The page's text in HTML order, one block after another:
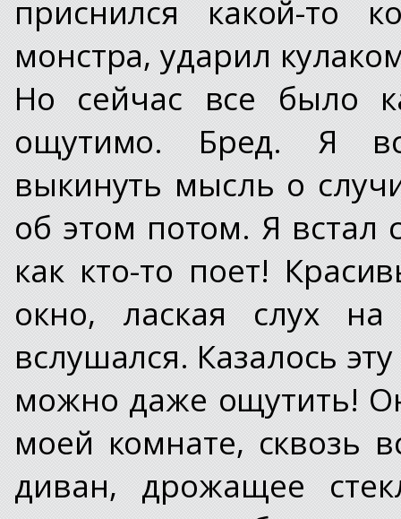
приснился какой-
монстра, ударил
Но сейчас все было
ощутимо. Бред. Я
выкинуть мысль о
об этом потом. Я
как кто-то поет!
окно, лаская слух
вслушался. Казалось
можно даже ощутить!
моей комнате, сквозь
диван, дрожащее